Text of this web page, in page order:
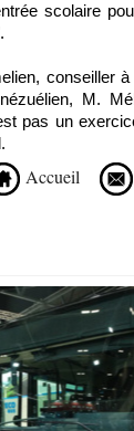
scolaire
conseiller
M.
pas un
Accueil